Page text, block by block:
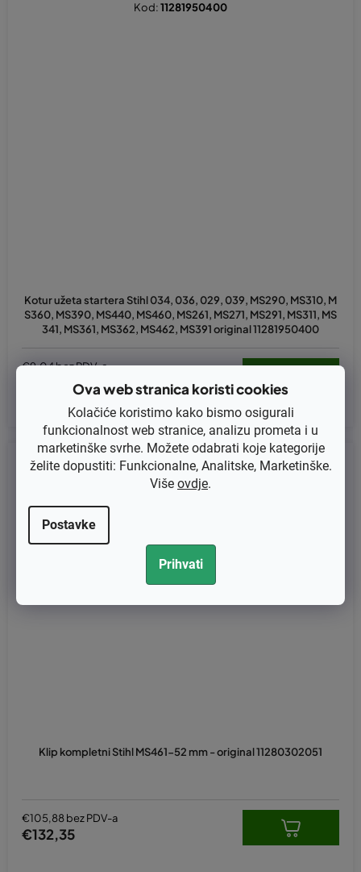
Ova web stranica koristi cookies
Kolačiće koristimo kako bismo osigurali
funkcionalnost web stranice, analizu prometa i u
marketinške svrhe. Možete odabrati koje kategorije
želite dopustiti: Funkcionalne, Analitske, Marketinške.
Više ovdje.
Postavke
Prihvati
Kotur užeta startera Stihl 034, 036, 029, 039, MS290, MS310, M
S360, MS390, MS440, MS460, MS261, MS271, MS291, MS311, MS
341, MS361, MS362, MS462, MS391 original 11281950400
€9,04 bez PDV-a
Kod:11281950400
Klip kompletni Stihl MS461-52 mm - original 11280302051
€105,88 bez PDV-a
€132,35
Kod: 11280302051